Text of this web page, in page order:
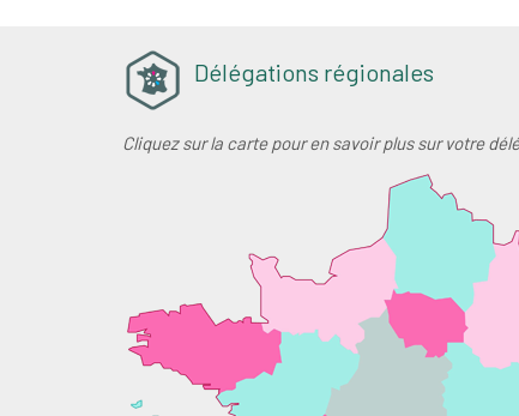
Délégations régionales
Cliquez sur la carte pour en savoir plus sur votre